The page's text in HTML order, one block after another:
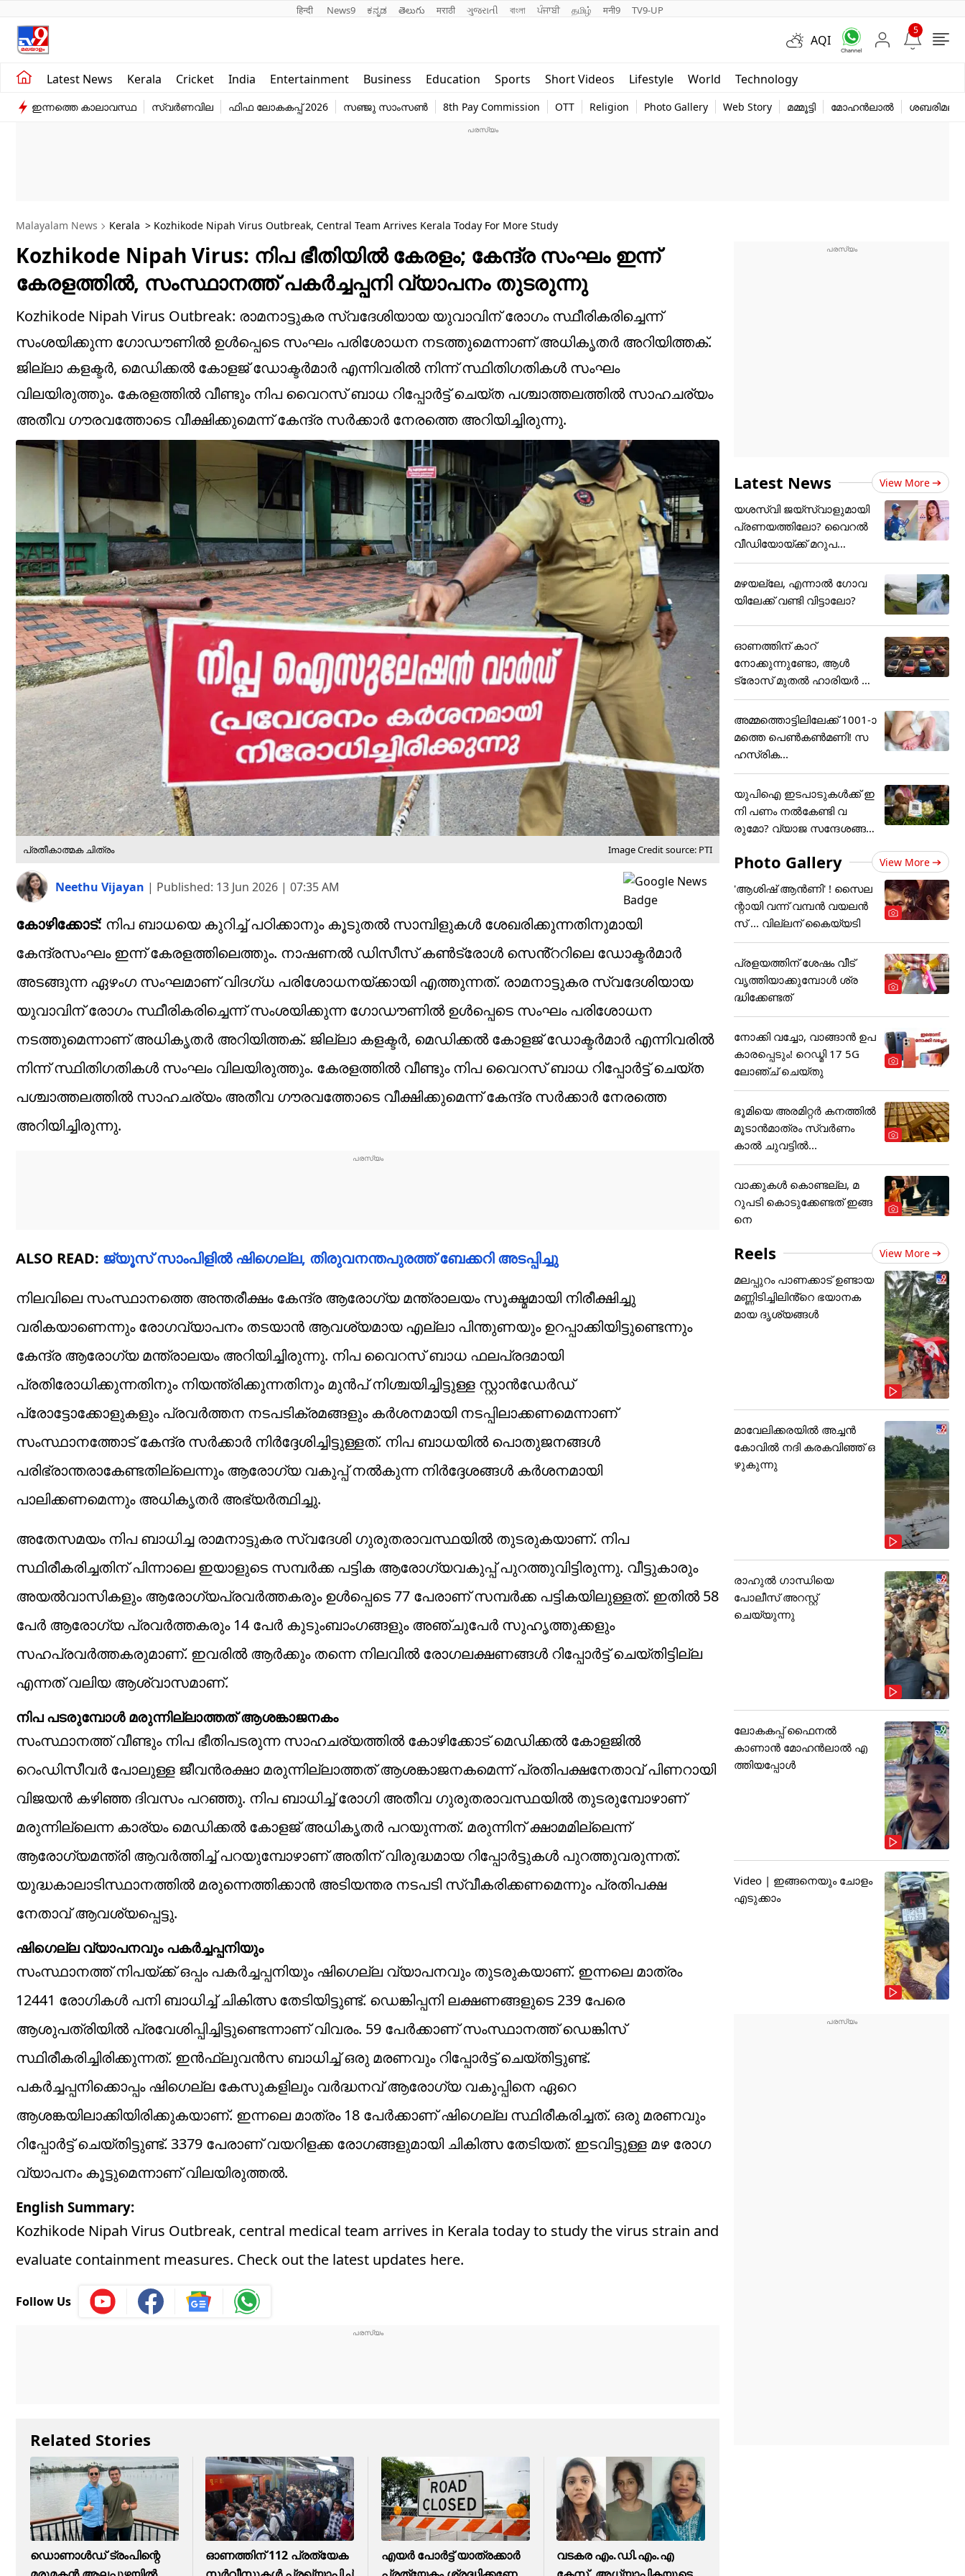
हिन्दी News9 ಕನ್ನಡ తెలుగు मराठी ગુજરાતી বাংলা ਪੰਜਾਬੀ தமிழ் मनी9 TV9-UP
AQI
5
Latest News Kerala Cricket India Entertainment Business Education Sports Short Videos Lifestyle World Technology
Kerala
India
Education
world
Web Story
ഇന്നത്തെ കാലാവസ്ഥ സ്വർണവില ഫിഫ ലോകകപ്പ് 2026 സഞ്ജു സാംസൺ 8th Pay Commission OTT Religion Photo Gallery Web Story മമ്മൂട്ടി മോഹൻലാൽ ശബരിമല
Malayalam News Kerala > Kozhikode Nipah Virus Outbreak, Central Team Arrives Kerala Today For More Study
Kozhikode Nipah Virus: നിപ ഭീതിയിൽ കേരളം; കേന്ദ്ര സംഘം ഇന്ന്
കേരളത്തിൽ, സംസ്ഥാനത്ത് പകർച്ചപ്പനി വ്യാപനം തുടരുന്നു
Kozhikode Nipah Virus Outbreak: രാമനാട്ടുകര സ്വദേശിയായ യുവാവിന് രോഗം സ്ഥീരികരിച്ചെന്ന്
സംശയിക്കുന്ന ഗോഡൗണിൽ ഉൾപ്പെടെ സംഘം പരിശോധന നടത്തുമെന്നാണ് അധികൃതർ അറിയിത്തക്.
ജില്ലാ കളക്ടർ, മെഡിക്കൽ കോളജ് ഡോക്ടർമാർ എന്നിവരിൽ നിന്ന് സ്ഥിതിഗതികൾ സംഘം
വിലയിരുത്തും. കേരളത്തിൽ വീണ്ടും നിപ വൈറസ് ബാധ റിപ്പോർട്ട് ചെയ്ത പശ്ചാത്തലത്തിൽ സാഹചര്യം
അതീവ ഗൗരവത്തോടെ വീക്ഷിക്കുമെന്ന് കേന്ദ്ര സർക്കാർ നേരത്തെ അറിയിച്ചിരുന്നു.
പ്രതീകാത്മക ചിത്രം Image Credit source: PTI
Neethu Vijayan | Published: 13 Jun 2026 | 07:35 AM
കോഴിക്കോട്: നിപ ബാധയെ കുറിച്ച് പഠിക്കാനും കൂടുതൽ സാമ്പിളുകൾ ശേഖരിക്കുന്നതിനുമായി
കേന്ദ്രസംഘം ഇന്ന് കേരളത്തിലെത്തും. നാഷണൽ ഡിസീസ് കൺട്രോൾ സെൻ്ററിലെ ഡോക്ടർമാർ
അടങ്ങുന്ന ഏഴംഗ സംഘമാണ് വിദ​ഗ്ധ പരിശോധനയ്ക്കായി എത്തുന്നത്. രാമനാട്ടുകര സ്വദേശിയായ
യുവാവിന് രോഗം സ്ഥീരികരിച്ചെന്ന് സംശയിക്കുന്ന ഗോഡൗണിൽ ഉൾപ്പെടെ സംഘം പരിശോധന
നടത്തുമെന്നാണ് അധികൃതർ അറിയിത്തക്. ജില്ലാ കളക്ടർ, മെഡിക്കൽ കോളജ് ഡോക്ടർമാർ എന്നിവരിൽ
നിന്ന് സ്ഥിതിഗതികൾ സംഘം വിലയിരുത്തും. കേരളത്തിൽ വീണ്ടും നിപ വൈറസ് ബാധ റിപ്പോർട്ട് ചെയ്ത
പശ്ചാത്തലത്തിൽ സാഹചര്യം അതീവ ഗൗരവത്തോടെ വീക്ഷിക്കുമെന്ന് കേന്ദ്ര സർക്കാർ നേരത്തെ
അറിയിച്ചിരുന്നു.
ALSO READ: ജ്യൂസ് സാംപിളിൽ ഷിഗെല്ല, തിരുവനന്തപുരത്ത് ബേക്കറി അടപ്പിച്ചു
നിലവിലെ സംസ്ഥാനത്തെ അന്തരീക്ഷം കേന്ദ്ര ആരോഗ്യ മന്ത്രാലയം സൂക്ഷ്മമായി നിരീക്ഷിച്ചു
വരികയാണെന്നും രോഗവ്യാപനം തടയാൻ ആവശ്യമായ എല്ലാ പിന്തുണയും ഉറപ്പാക്കിയിട്ടുണ്ടെന്നും
കേന്ദ്ര ആരോഗ്യ മന്ത്രാലയം അറിയിച്ചിരുന്നു. നിപ വൈറസ് ബാധ ഫലപ്രദമായി
പ്രതിരോധിക്കുന്നതിനും നിയന്ത്രിക്കുന്നതിനും മുൻപ് നിശ്ചയിച്ചിട്ടുള്ള സ്റ്റാൻഡേർഡ്
പ്രോട്ടോക്കോളുകളും പ്രവർത്തന നടപടിക്രമങ്ങളും കർശനമായി നടപ്പിലാക്കണമെന്നാണ്
സംസ്ഥാനത്തോട് കേന്ദ്ര സർക്കാർ നിർദ്ദേശിച്ചിട്ടുള്ളത്. നിപ ബാധയിൽ പൊതുജനങ്ങൾ
പരിഭ്രാന്തരാകേണ്ടതില്ലെന്നും ആരോഗ്യ വകുപ്പ് നൽകുന്ന നിർദ്ദേശങ്ങൾ കർശനമായി
പാലിക്കണമെന്നും അധികൃതർ അഭ്യർത്ഥിച്ചു.
അതേസമയം നിപ ബാധിച്ച രാമനാട്ടുകര സ്വദേശി ​ഗുരുതരാവസ്ഥയിൽ തുടരുകയാണ്. നിപ
സ്ഥിരീകരിച്ചതിന് പിന്നാലെ ഇയാളുടെ സമ്പർക്ക പട്ടിക ആരോഗ്യവകുപ്പ് പുറത്തുവിട്ടിരുന്നു. വീട്ടുകാരും
അയൽവാസികളും ആരോഗ്യപ്രവർത്തകരും ഉൾപ്പെടെ 77 പേരാണ് സമ്പർക്ക പട്ടികയിലുള്ളത്. ഇതിൽ 58
പേർ ആരോഗ്യ പ്രവർത്തകരും 14 പേർ കുടുംബാംഗങ്ങളും അഞ്ചുപേർ സുഹൃത്തുക്കളും
സഹപ്രവർത്തകരുമാണ്. ഇവരിൽ ആർക്കും തന്നെ നിലവിൽ രോഗലക്ഷണങ്ങൾ റിപ്പോർട്ട് ചെയ്തിട്ടില്ല
എന്നത് വലിയ ആശ്വാസമാണ്.
നിപ പടരുമ്പോൾ ‍മരുന്നില്ലാത്തത് ആശങ്കാജനകം
സംസ്ഥാനത്ത് വീണ്ടും നിപ ഭീതിപടരുന്ന സാഹചര്യത്തിൽ കോഴിക്കോട് മെഡിക്കൽ കോളജിൽ
റെംഡിസീവർ പോലുള്ള ജീവൻരക്ഷാ മരുന്നില്ലാത്തത് ആശങ്കാജനകമെന്ന് പ്രതിപക്ഷനേതാവ് പിണറായി
വിജയൻ കഴിഞ്ഞ ദിവസം പറഞ്ഞു. നിപ ബാധിച്ച് രോഗി അതീവ ഗുരുതരാവസ്ഥയിൽ തുടരുമ്പോഴാണ്
മരുന്നില്ലെന്ന കാര്യം മെഡിക്കൽ കോളജ് അധികൃതർ പറയുന്നത്. മരുന്നിന് ക്ഷാമമില്ലെന്ന്
ആരോഗ്യമന്ത്രി ആവർത്തിച്ച് പറയുമ്പോഴാണ് അതിന് വിരുദ്ധമായ റിപ്പോർട്ടുകൾ പുറത്തുവരുന്നത്.
യുദ്ധകാലാടിസ്ഥാനത്തിൽ മരുന്നെത്തിക്കാൻ അടിയന്തര നടപടി സ്വീകരിക്കണമെന്നും പ്രതിപക്ഷ
നേതാവ് ആവശ്യപ്പെട്ടു.
ഷി​ഗെല്ല വ്യാപനവും പകർച്ചപ്പനിയും
സംസ്ഥാനത്ത് നിപയ്ക്ക് ഒപ്പം പകർച്ചപ്പനിയും ഷി​ഗെല്ല വ്യാപനവും തുടരുകയാണ്. ഇന്നലെ മാത്രം
12441 രോഗികൾ പനി ബാധിച്ച് ചികിത്സ തേടിയിട്ടുണ്ട്. ഡെങ്കിപ്പനി ലക്ഷണങ്ങളുടെ 239 പേരെ
ആശുപത്രിയിൽ പ്രവേശിപ്പിച്ചിട്ടുണ്ടെന്നാണ് വിവരം. 59 പേർക്കാണ് സംസ്ഥാനത്ത് ഡെങ്കിസ്
സ്ഥിരീകരിച്ചിരിക്കുന്നത്. ഇൻഫ്ലുവൻസ ബാധിച്ച് ഒരു മരണവും റിപ്പോർട്ട് ചെയ്തിട്ടുണ്ട്.
പകർച്ചപ്പനിക്കൊപ്പം ഷിഗെല്ല കേസുകളിലും വർദ്ധനവ് ആരോ​ഗ്യ വകുപ്പിനെ ഏറെ
ആശങ്കയിലാക്കിയിരിക്കുകയാണ്. ഇന്നലെ മാത്രം 18 പേർക്കാണ് ഷിഗെല്ല സ്ഥിരീകരിച്ചത്. ഒരു മരണവും
റിപ്പോർട്ട് ചെയ്തിട്ടുണ്ട്. 3379 പേരാണ് വയറിളക്ക രോഗങ്ങളുമായി ചികിത്സ തേടിയത്. ഇടവിട്ടുള്ള മഴ രോഗ
വ്യാപനം കൂട്ടുമെന്നാണ് വിലയിരുത്തൽ.
English Summary:
Kozhikode Nipah Virus Outbreak, central medical team arrives in Kerala today to study the virus strain and
evaluate containment measures. Check out the latest updates here.
Follow Us
Related Stories
ഡൊണാൾ‍ഡ് ട്രംപിന്റെ
ഓണത്തിന് 112 പ്രത്യേക
എയർ പോർട്ട് യാത്രക്കാർ
വടകര എം.ഡി.എം.എ
Latest News View More
യശസ്വി ജയ്‌സ്വാളുമായി
പ്രണയത്തിലോ? വൈറൽ
വീഡിയോയ്ക്ക് മറുപ
ടിയുമായി
മഴയല്ലേ, എന്നാൽ ഗോവ
യിലേക്ക് വണ്ടി വിട്ടാലോ?
ഓണത്തിന് കാറ്
നോക്കുന്നുണ്ടോ, ആൾ
ട്രോസ് മുതൽ ഹാരിയർ വ
രെ വമ്പൻ
അമ്മത്തൊട്ടിലിലേക്ക് 1001-ാ
മത്തെ പെൺകൺമണി! സ
ഹസ്രിക...
യുപിഐ ഇടപാടുകൾക്ക് ഇ
നി പണം നൽകേണ്ടി വ
രുമോ? വ്യാജ സന്ദേശങ്ങൾ
Photo Gallery View More
'ആശിഷ് ആൻണി' ! സൈല
ന്റായി വന്ന് വമ്പൻ വയലൻ
സ് ... വില്ലന് കൈയ്യടി
പ്രളയത്തിന് ശേഷം വീട്
വൃത്തിയാക്കുമ്പോൾ ശ്ര
ദ്ധിക്കേണ്ടത്
നോക്കി വച്ചോ, വാങ്ങാൻ ഉപ
കാരപ്പെടും! റെഡ്മി 17 5G
ലോഞ്ച് ചെയ്തു
ഭൂമിയെ അരമിറ്റർ കനത്തിൽ
മൂടാൻമാത്രം സ്വർണം
കാൽ ചുവട്ടിൽ...
വാക്കുകൾ കൊണ്ടല്ല, മ
റുപടി കൊടുക്കേണ്ടത് ഇങ്ങ
നെ
Reels View More
മലപ്പുറം പാണക്കാട് ഉണ്ടായ
മണ്ണിടിച്ചിലിൻ്റെ ഭയാനക
മായ ദൃശ്യങ്ങൾ
മാവേലിക്കരയിൽ അച്ചൻ
കോവിൽ നദി കരകവിഞ്ഞ് ഒ
ഴുകുന്നു
രാഹുൽ ഗാന്ധിയെ
പോലീസ് അറസ്റ്റ്
ചെയ്യുന്നു
ലോകകപ്പ് ഫൈനൽ
കാണാൻ മോഹൻലാൽ എ
ത്തിയപ്പോൾ
Video | ഇങ്ങനെയും ചോളം
എടുക്കാം